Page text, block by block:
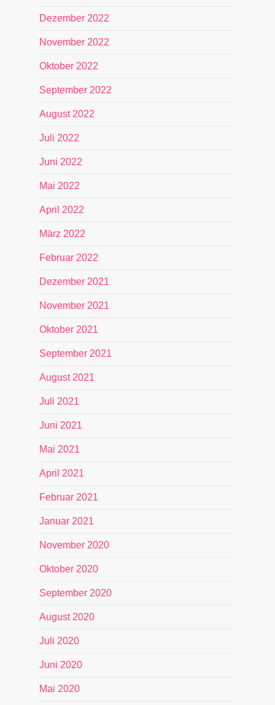
Dezember 2022
November 2022
Oktober 2022
September 2022
August 2022
Juli 2022
Juni 2022
Mai 2022
April 2022
März 2022
Februar 2022
Dezember 2021
November 2021
Oktober 2021
September 2021
August 2021
Juli 2021
Juni 2021
Mai 2021
April 2021
Februar 2021
Januar 2021
November 2020
Oktober 2020
September 2020
August 2020
Juli 2020
Juni 2020
Mai 2020